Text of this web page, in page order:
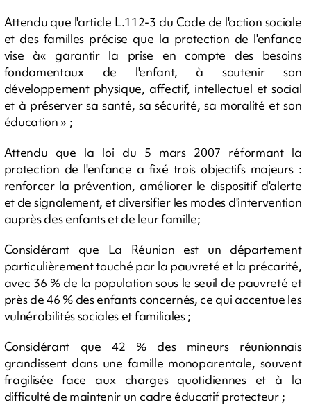
Attendu que l'article L.112-3 du Code de l'action sociale
et des familles précise que la protection de l'enfance
vise à« garantir la prise en compte des besoins
fondamentaux de l'enfant, à soutenir son
développement physique, affectif, intellectuel et social
et à préserver sa santé, sa sécurité, sa moralité et son
éducation » ;
Attendu que la loi du 5 mars 2007 réformant la
protection de l'enfance a fixé trois objectifs majeurs :
renforcer la prévention, améliorer le dispositif d'alerte
et de signalement, et diversifier les modes d'intervention
auprès des enfants et de leur famille;
Considérant que La Réunion est un département
particulièrement touché par la pauvreté et la précarité,
avec 36 % de la population sous le seuil de pauvreté et
près de 46 % des enfants concernés, ce qui accentue les
vulnérabilités sociales et familiales ;
Considérant que 42 % des mineurs réunionnais
grandissent dans une famille monoparentale, souvent
fragilisée face aux charges quotidiennes et à la
difficulté de maintenir un cadre éducatif protecteur ;